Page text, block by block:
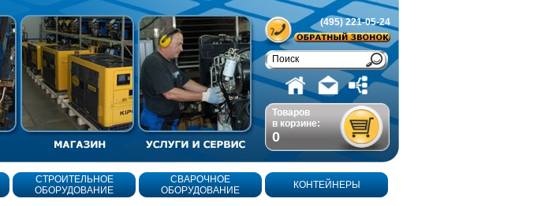
(495) 221-05-24
Товаров
в корзине:
0
СТРОИТЕЛЬНОЕ
ОБОРУДОВАНИЕ
СВАРОЧНОЕ
ОБОРУДОВАНИЕ
КОНТЕЙНЕРЫ